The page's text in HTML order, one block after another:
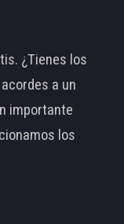
¿Tienes los
a un
importante
los